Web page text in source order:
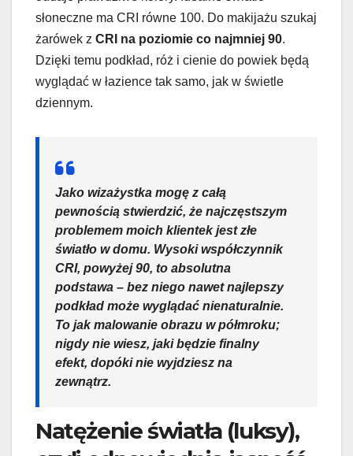
słoneczne ma CRI równe 100. Do makijażu szukaj
żarówek z CRI na poziomie co najmniej 90.
Dzięki temu podkład, róż i cienie do powiek będą
wyglądać w łazience tak samo, jak w świetle
dziennym.
Jako wizażystka mogę z całą
pewnością stwierdzić, że najczęstszym
problemem moich klientek jest złe
światło w domu. Wysoki współczynnik
CRI, powyżej 90, to absolutna
podstawa – bez niego nawet najlepszy
podkład może wyglądać nienaturalnie.
To jak malowanie obrazu w półmroku;
nigdy nie wiesz, jaki będzie finalny
efekt, dopóki nie wyjdziesz na
zewnątrz.
Natężenie światła (luksy),